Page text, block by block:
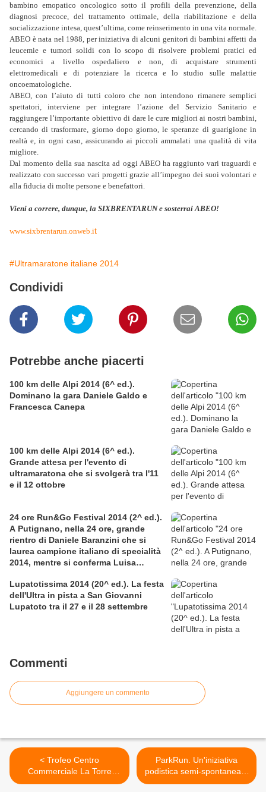
bambino emopatico oncologico sotto il profili della prevenzione, della
diagnosi precoce, del trattamento ottimale, della riabilitazione e della
socializzazione intesa, quest’ultima, come reinserimento in una vita normale.
ABEO è nata nel 1988, per iniziativa di alcuni genitori di bambini affetti da
leucemie e tumori solidi con lo scopo di risolvere problemi pratici ed
economici a livello ospedaliero e non, di acquistare strumenti
elettromedicali e di potenziare la ricerca e lo studio sulle malattie
oncoematologiche.
ABEO, con l’aiuto di tutti coloro che non intendono rimanere semplici
spettatori, interviene per integrare l’azione del Servizio Sanitario e
raggiungere l’importante obiettivo di dare le cure migliori ai nostri bambini,
cercando di trasformare, giorno dopo giorno, le speranze di guarigione in
realtà e, in ogni caso, assicurando ai piccoli ammalati una qualità di vita
migliore.
Dal momento della sua nascita ad oggi ABEO ha raggiunto vari traguardi e
realizzato con successo vari progetti grazie all’impegno dei suoi volontari e
alla fiducia di molte persone e benefattori.
Vieni a correre, dunque, la SIXBRENTARUN e sosterrai ABEO!
www.sixbrentarun.onweb.it
#Ultramaratone italiane 2014
Condividi
Potrebbe anche piacerti
100 km delle Alpi 2014 (6^ ed.).
Dominano la gara Daniele Galdo e
Francesca Canepa
100 km delle Alpi 2014 (6^ ed.).
Grande attesa per l'evento di
ultramaratona che si svolgerà tra l'11
e il 12 ottobre
24 ore Run&Go Festival 2014 (2^ ed.).
A Putignano, nella 24 ore, grande
rientro di Daniele Baranzini che si
laurea campione italiano di specialità
2014, mentre si conferma Luisa
Lupatotissima 2014 (20^ ed.). La festa
dell'Ultra in pista a San Giovanni
Lupatoto tra il 27 e il 28 settembre
Commenti
Aggiungere un commento
< Trofeo Centro
Commerciale La Torre
IPERCOOP Palermo (1^
ParkRun. Un'iniziativa
podistica semi-spontanea e
pluri-centrica di portata